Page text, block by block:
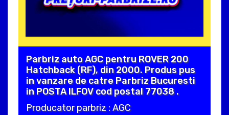
Parbriz auto AGC pentru ROVER 200
Hatchback (RF), din 2000. Produs pus
in vanzare de catre Parbriz Bucuresti
in POSTA ILFOV cod postal 77038 .
Producator parbriz : AGC